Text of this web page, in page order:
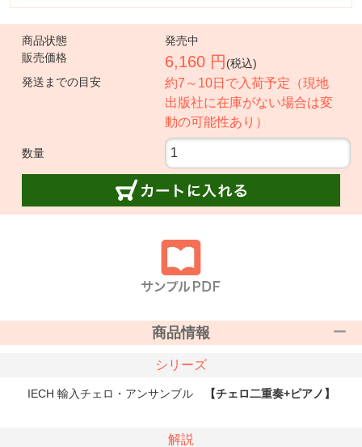
商品状態
発売中
販売価格
6,160 円 (税込)
発送までの目安
約7～10日で入荷予定（現地
出版社に在庫がない場合は変
動の可能性あり）
数量
商品情報
シリーズ
IECH 輸入チェロ・アンサンブル 【チェロ二重奏+ピアノ】
解説